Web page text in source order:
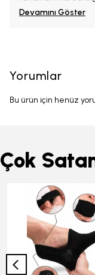
Devamını Göster
Yorumlar
Bu ürün için henüz
Çok